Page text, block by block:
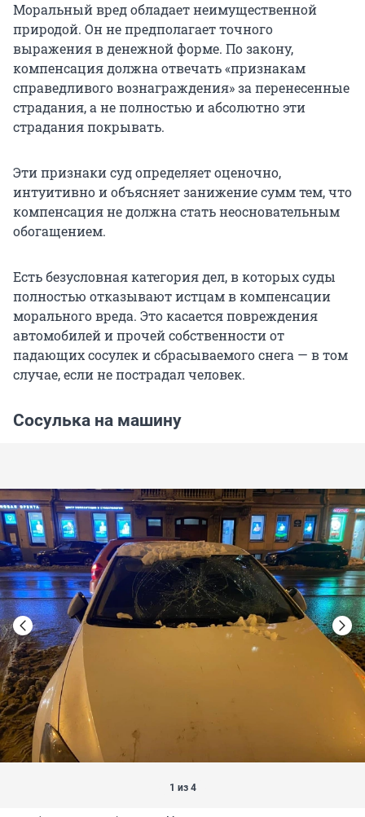
Моральный вред обладает неимущественной
природой. Он не предполагает точного
выражения в денежной форме. По закону,
компенсация должна отвечать «признакам
справедливого вознаграждения» за перенесенные
страдания, а не полностью и абсолютно эти
страдания покрывать.
Эти признаки суд определяет оценочно,
интуитивно и объясняет занижение сумм тем, что
компенсация не должна стать неосновательным
обогащением.
Есть безусловная категория дел, в которых суды
полностью отказывают истцам в компенсации
морального вреда. Это касается повреждения
автомобилей и прочей собственности от
падающих сосулек и сбрасываемого снега — в том
случае, если не пострадал человек.
Сосулька на машину
1 из 4